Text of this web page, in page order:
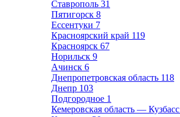
Ставрополь 31
Пятигорск 8
Ессентуки 7
Красноярский край 119
Красноярск 67
Норильск 9
Ачинск 6
Днепропетровская область 118
Днепр 103
Подгородное 1
Кемеровская область — Кузбасс